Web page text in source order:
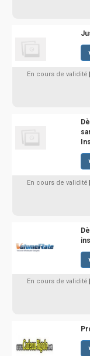
En cours de validité
En cours de validité
En cours de validité